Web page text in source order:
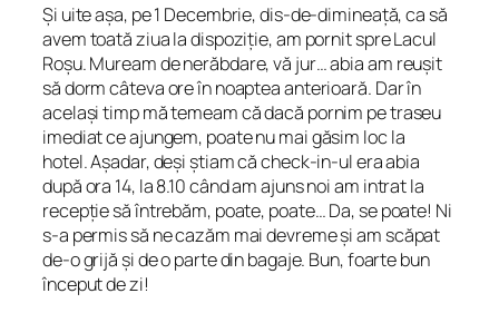
Și uite așa, pe 1 Decembrie, dis-de-dimineață, ca să
avem toată ziua la dispoziție, am pornit spre Lacul
Roșu. Muream de nerăbdare, vă jur… abia am reușit
să dorm câteva ore în noaptea anterioară. Dar în
același timp mă temeam că dacă pornim pe traseu
imediat ce ajungem, poate nu mai găsim loc la
hotel. Așadar, deși știam că check-in-ul era abia
după ora 14, la 8.10 când am ajuns noi am intrat la
recepție să întrebăm, poate, poate… Da, se poate! Ni
s-a permis să ne cazăm mai devreme și am scăpat
de-o grijă și de o parte din bagaje. Bun, foarte bun
început de zi!